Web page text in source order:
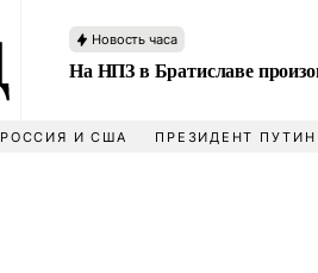
Новость часа
На НПЗ в Братиславе
РОССИЯ И США ПРЕЗИДЕНТ ПУТИН